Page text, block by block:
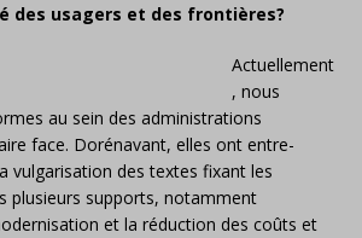
des usagers et des frontières?
Actuellement
, nous
au sein des administrations
face. Dorénavant, elles ont entre-
vulgarisation des textes fixant les
plusieurs supports, notamment
et la réduction des coûts et